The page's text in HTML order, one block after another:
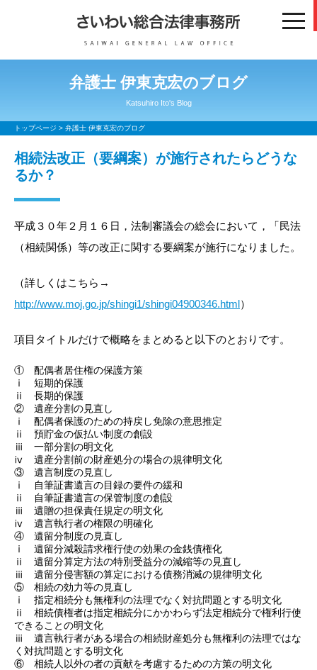
toggle
弁護士 伊東克宏のブログ
Katsuhiro Ito's Blog
トップページ > 弁護士 伊東克宏のブログ
相続法改正（要綱案）が施行されたらどうな
るか？
平成３０年２月１６日，法制審議会の総会において，「民法
（相続関係）等の改正に関する要綱案が施行になりました。
（詳しくはこちら→
http://www.moj.go.jp/shingi1/shingi04900346.html）
項目タイトルだけで概略をまとめると以下のとおりです。
① 配偶者居住権の保護方策
ⅰ 短期的保護
ⅱ 長期的保護
② 遺産分割の見直し
ⅰ 配偶者保護のための持戻し免除の意思推定
ⅱ 預貯金の仮払い制度の創設
ⅲ 一部分割の明文化
ⅳ 遺産分割前の財産処分の場合の規律明文化
③ 遺言制度の見直し
ⅰ 自筆証書遺言の目録の要件の緩和
ⅱ 自筆証書遺言の保管制度の創設
ⅲ 遺贈の担保責任規定の明文化
ⅳ 遺言執行者の権限の明確化
④ 遺留分制度の見直し
ⅰ 遺留分減殺請求権行使の効果の金銭債権化
ⅱ 遺留分算定方法の特別受益分の減縮等の見直し
ⅲ 遺留分侵害額の算定における債務消滅の規律明文化
⑤ 相続の効力等の見直し
ⅰ 指定相続分も無権利の法理でなく対抗問題とする明文化
ⅱ 相続債権者は指定相続分にかかわらず法定相続分で権利行使
できることの明文化
ⅲ 遺言執行者がある場合の相続財産処分も無権利の法理ではな
く対抗問題とする明文化
⑥ 相続人以外の者の貢献を考慮するための方策の明文化